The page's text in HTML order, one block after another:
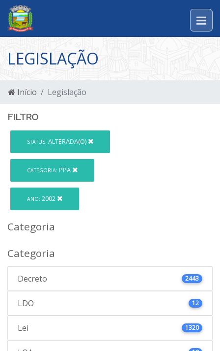
LEGISLAÇÃO
Início Legislação
FILTRO
STATUS: ALTERADA(O)
CATEGORIA: PPA
ANO: 2002
Categoria
Categoria
Decreto 2443
LDO 12
Lei 1320